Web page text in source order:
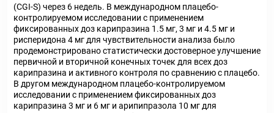
(CGI-S) через 6 недель. В международном плацебо-
контролируемом исследовании с применением
фиксированных доз карипразина 1.5 мг, 3 мг и 4.5 мг и
рисперидона 4 мг для чувствительности анализа было
продемонстрировано статистически достоверное улучшение
первичной и вторичной конечных точек для всех доз
карипразина и активного контроля по сравнению с плацебо.
В другом международном плацебо-контролируемом
исследовании с применением фиксированных доз
карипразина 3 мг и 6 мг и арипипразола 10 мг для